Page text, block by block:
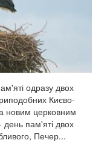
одразу двох
Києво-
новим церковним
пам'яті двох
Печер...